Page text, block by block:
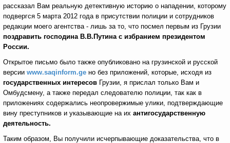
рассказал Вам реальную детективную историю о нападении, которому
подвергся 5 марта 2012 года в присутствии полиции и сотрудников
редакции моего агентства - лишь за то, что посмел первым из Грузии
поздравить господина В.В.Путина с избранием президентом
России.
Открытое письмо было также опубликовано на грузинской и русской
версии www.saqinform.ge но без приложений, которые, исходя из
государственных интересов Грузии, я прислал только Вам и
Омбудсмену, а также передал следователю полиции, так как в
приложениях содержались неопровержимые улики, подтверждающие
вину преступников и указывающие на их антигосударственную
деятельность.
Таким образом, Вы получили исчерпывающие доказательства, что в